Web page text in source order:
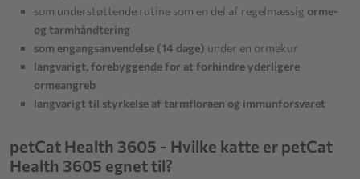
som understøttende rutine som en del af regelmæssig orme-
og tarmhåndtering
som engangsanvendelse (14 dage) under en ormekur
langvarigt, forebyggende for at forhindre yderligere
ormeangreb
langvarigt til styrkelse af tarmfloraen og immunforsvaret
petCat Health 3605 - Hvilke katte er petCat
Health 3605 egnet til?